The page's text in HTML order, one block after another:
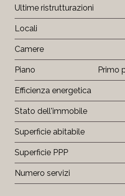
Ultime ristrutturazioni
Locali
Camere
Piano Primo
Efficienza energetica
Stato dell'immobile
Superficie abitabile
Superficie PPP
Numero servizi